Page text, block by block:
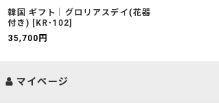
韓国 ギフト｜グロリアスデイ(花器
付き) [ KR-102]
35,700 円
マイページ